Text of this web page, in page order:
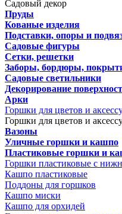
Садовый декор
Пруды
Кованые изделия
Подставки, опоры и
Садовые фигуры
Сетки, решетки
Заборы, бордюры,
Садовые светильники
Декорирование
Арки
Горшки для цветов и
Горшки для цветов и
Вазоны
Уличные горшки и кашпо
Пластиковые горшки и
Горшки пластиковые с
Кашпо пластиковые
Поддоны для горшков
Кашпо миски
Кашпо для орхидей